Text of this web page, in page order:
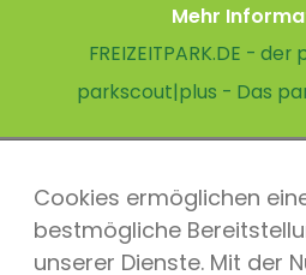
Cookies ermöglichen
bestmögliche
unserer Dienste. Mit der
Mehr
FREIZEITPARK.DE -
parkscout|plus - Das